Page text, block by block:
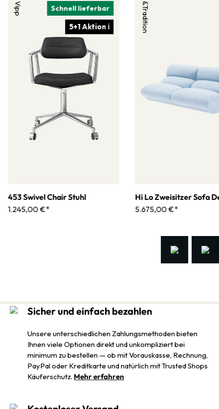
Schnell lieferbar
5+1 Aktion ℹ
Vipp
453 Swivel Chair Stuhl
1.245,00 €*
&Tradition
Hi Lo Zweisitzer Sofa
5.675,00 €*
Sicher und einfach bezahlen
Unsere unterschiedlichen Zahlungsmethoden bieten
Ihnen viele Optionen direkt und unkompliziert bei
minimum zu bestellen — ob mit Vorauskasse, Rechnung,
PayPal oder Kreditkarte und natürlich mit Trusted Shops
Käuferschutz. Mehr erfahren